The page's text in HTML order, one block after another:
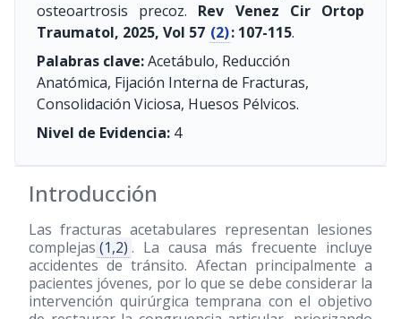
osteoartrosis precoz. Rev Venez Cir Ortop
Traumatol, 2025, Vol 57 (2): 107-115.
Palabras clave:Acetábulo, Reducción
Anatómica, Fijación Interna de Fracturas,
Consolidación Viciosa, Huesos Pélvicos.
Nivel de Evidencia: 4
Introducción
Las fracturas acetabulares representan lesiones
complejas (1,2) . La causa más frecuente incluye
accidentes de tránsito. Afectan principalmente a
pacientes jóvenes, por lo que se debe considerar la
intervención quirúrgica temprana con el objetivo